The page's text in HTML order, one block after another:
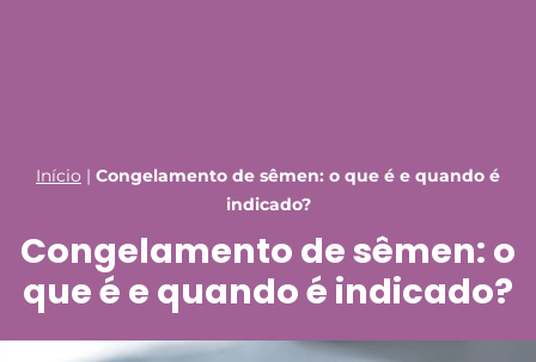
Início | Congelamento de sêmen: o que é e quando é
indicado?
Congelamento de sêmen: o
que é e quando é indicado?